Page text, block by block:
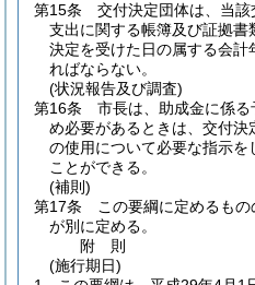
第15条
交付決定団体は、当
支出に関する帳簿及び証拠
決定を受けた日の属する会
ればならない。
(状況報告及び調査)
第16条
市長は、助成金に係
め必要があるときは、交付
の使用について必要な指示
ことができる。
(補則)
第17条
この要綱に定めるも
が別に定める。
附 則
(施行期日)